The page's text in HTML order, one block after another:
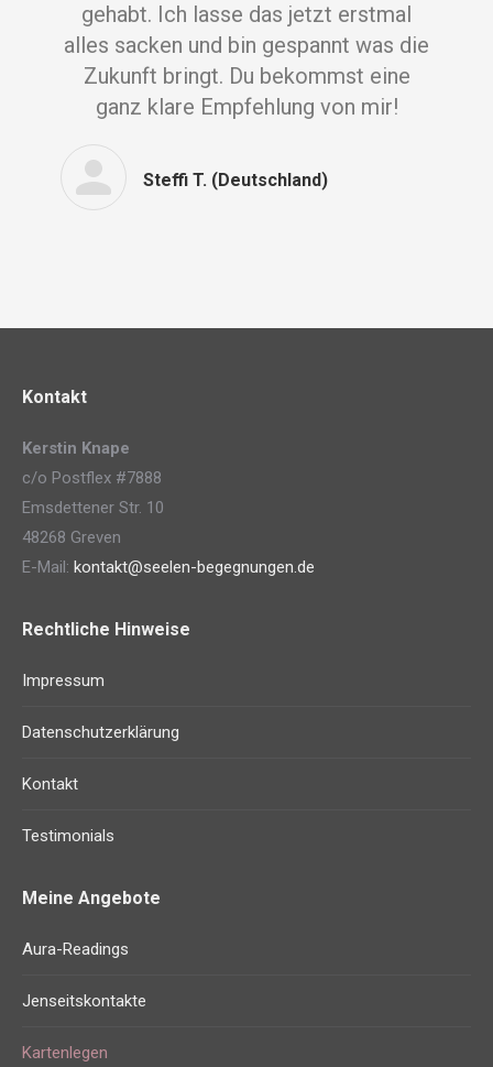
gehabt. Ich lasse das jetzt erstmal
alles sacken und bin gespannt was die
Zukunft bringt. Du bekommst eine
ganz klare Empfehlung von mir!
Steffi T. (Deutschland)
Kontakt
Kerstin Knape
c/o Postflex #7888
Emsdettener Str. 10
48268 Greven
E-Mail: kontakt@seelen-begegnungen.de
Rechtliche Hinweise
Impressum
Datenschutzerklärung
Kontakt
Testimonials
Meine Angebote
Aura-Readings
Jenseitskontakte
Kartenlegen